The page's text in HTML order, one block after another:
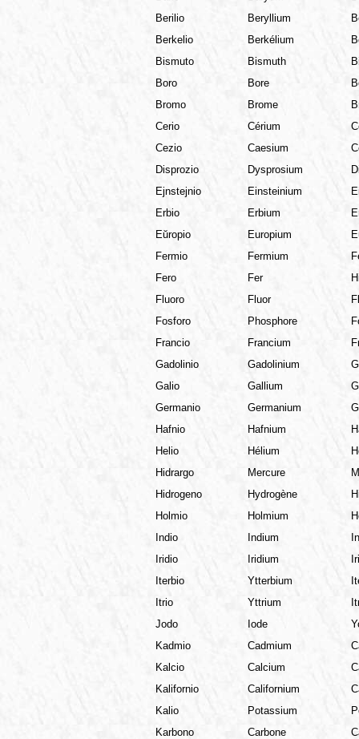
Berilio
Beryllium
Berkelio
Berkélium
Bismuto
Bismuth
Boro
Bore
Bromo
Brome
Cerio
Cérium
Cezio
Caesium
Disprozio
Dysprosium
Ejnstejnio
Einsteinium
Erbio
Erbium
Eŭropio
Europium
Fermio
Fermium
Fero
Fer
Fluoro
Fluor
Fosforo
Phosphore
Francio
Francium
Gadolinio
Gadolinium
Galio
Gallium
Germanio
Germanium
Hafnio
Hafnium
Helio
Hélium
Hidrargo
Mercure
Hidrogeno
Hydrogène
Holmio
Holmium
Indio
Indium
Iridio
Iridium
Iterbio
Ytterbium
Itrio
Yttrium
Jodo
Iode
Kadmio
Cadmium
Kalcio
Calcium
Kalifornio
Californium
Kalio
Potassium
Karbono
Carbone